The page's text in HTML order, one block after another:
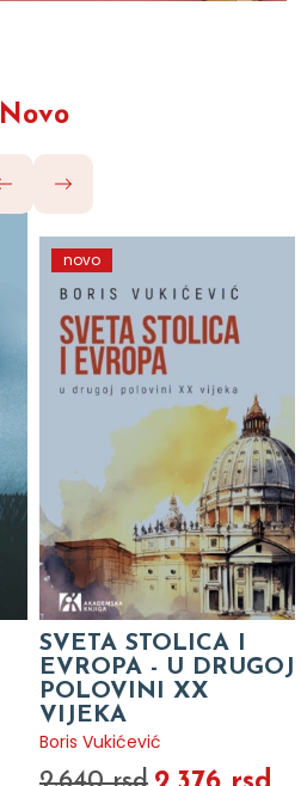
Novo
novo
SVETA STOLICA I
EVROPA - U DRUGOJ
POLOVINI XX
VIJEKA
Boris Vukićević